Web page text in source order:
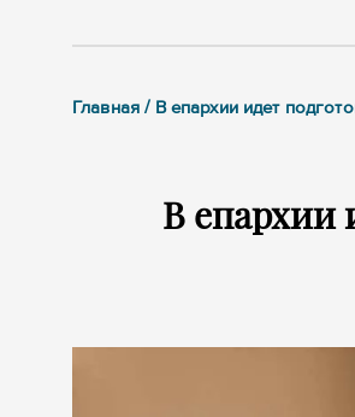
Главная / В епархии идет
В епархии